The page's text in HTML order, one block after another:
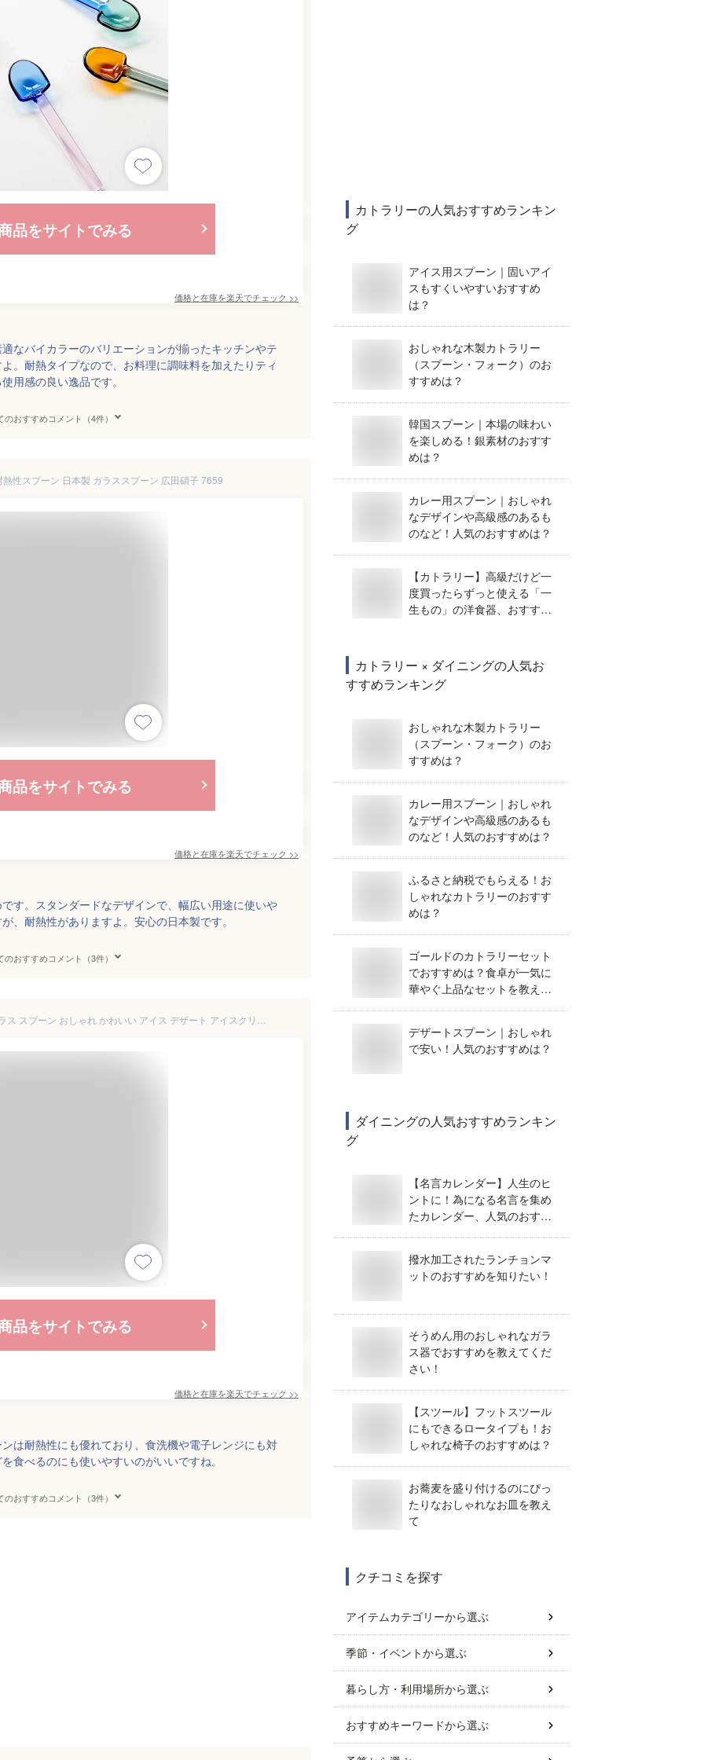
品をサイトでみる
価格と在庫を楽天でチェック >>
なバイカラーのバリエーションが揃ったキッチンやテ
。耐熱タイプなので、お料理に調味料を加えたりティ
用感の良い逸品です。
のおすすめコメント（4件）
性スプーン 日本製 ガラススプーン 広田硝子 7659
品をサイトでみる
価格と在庫を楽天でチェック >>
す。スタンダードなデザインで、幅広い用途に使いや
、耐熱性がありますよ。安心の日本製です。
のおすすめコメント（3件）
品をサイトでみる
価格と在庫を楽天でチェック >>
は耐熱性にも優れており、食洗機や電子レンジにも対
食べるのにも使いやすいのがいいですね。
のおすすめコメント（3件）
カトラリーの人気おすすめランキン
グ
アイス用スプーン｜固いアイ
スもすくいやすいおすすめ
は？
おしゃれな木製カトラリー
（スプーン・フォーク）のお
すすめは？
韓国スプーン｜本場の味わい
を楽しめる！銀素材のおすす
めは？
カレー用スプーン｜おしゃれ
なデザインや高級感のあるも
のなど！人気のおすすめは？
【カトラリー】高級だけど一
度買ったらずっと使える「一
生もの」の洋食器、おすすめ
カトラリー × ダイニングの人気お
すすめランキング
おしゃれな木製カトラリー
（スプーン・フォーク）のお
すすめは？
カレー用スプーン｜おしゃれ
なデザインや高級感のあるも
のなど！人気のおすすめは？
ふるさと納税でもらえる！お
しゃれなカトラリーのおすす
めは？
ゴールドのカトラリーセット
でおすすめは？食卓が一気に
華やぐ上品なセットを教え
デザートスプーン｜おしゃれ
で安い！人気のおすすめは？
ダイニングの人気おすすめランキン
グ
【名言カレンダー】人生のヒ
ントに！為になる名言を集め
たカレンダー、人気のおすす
撥水加工されたランチョンマ
ットのおすすめを知りたい！
そうめん用のおしゃれなガラ
ス器でおすすめを教えてくだ
さい！
【スツール】フットスツール
にもできるロータイプも！お
しゃれな椅子のおすすめは？
お蕎麦を盛り付けるのにぴっ
たりなおしゃれなお皿を教え
て
クチコミを探す
アイテムカテゴリーから選ぶ
季節・イベントから選ぶ
暮らし方・利用場所から選ぶ
おすすめキーワードから選ぶ